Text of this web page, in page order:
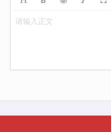
请输入正文